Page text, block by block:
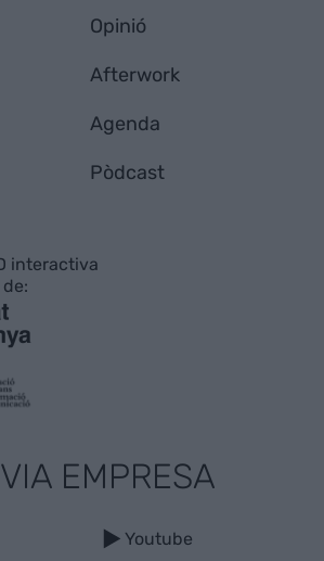
Opinió
Afterwork
Agenda
Pòdcast
interactiva
EMPRESA
Youtube